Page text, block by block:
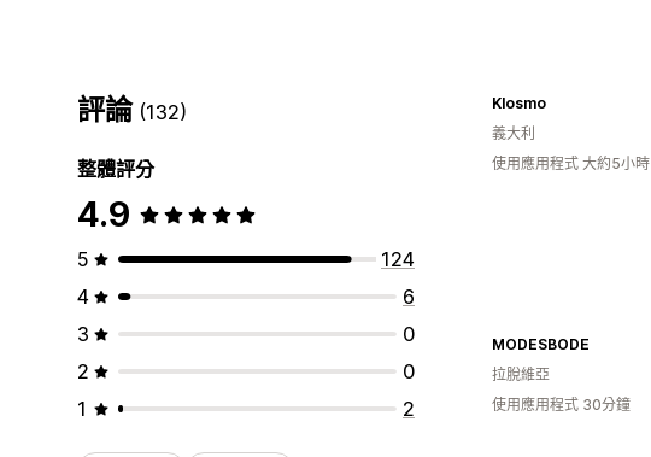
評論 (132)
整體評分
4.9
5
124
4
6
3
0
2
0
1
2
Klosmo
義大利
使用應用程式 大約5小時
MODESBODE
拉脫維亞
使用應用程式 30分鐘